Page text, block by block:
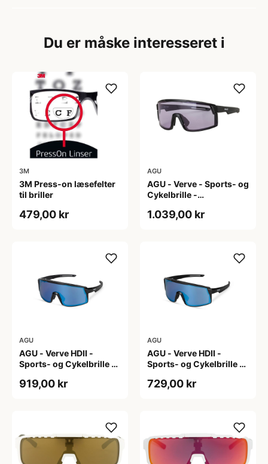
Du er måske interesseret i
3M
3M Press-on læsefelter
til briller
479,00 kr
AGU
AGU - Verve - Sports- og
Cykelbrille -
Mat Sort
1.039,00 kr
AGU
AGU - Verve HDII -
Sports- og Cykelbrille -
919,00 kr
AGU
AGU - Verve HDII -
Sports- og Cykelbrille -
Sort/Gul
729,00 kr